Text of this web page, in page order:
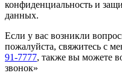
конфиденциальность и
данных.
Если у вас возникли
пожалуйста, свяжитесь с
91-7777, также вы можете
звонок»